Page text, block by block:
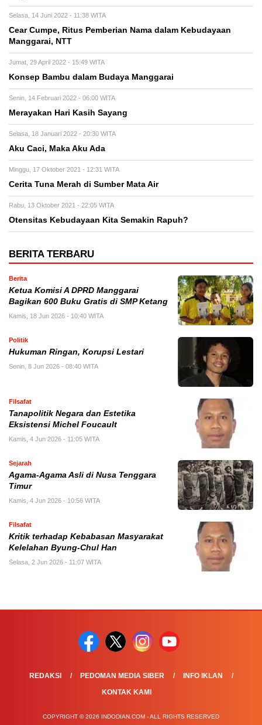
Selasa, 14 Juni 2022 - 11:38 WITA
Cear Cumpe, Ritus Pemberian Nama dalam Kebudayaan
Manggarai, NTT
Jumat, 29 April 2022 - 15:49 WITA
Konsep Bambu dalam Budaya Manggarai
Senin, 14 Februari 2022 - 06:00 WITA
Merayakan Hari Kasih Sayang
Selasa, 18 Januari 2022 - 20:30 WITA
Aku Caci, Maka Aku Ada
Minggu, 17 Oktober 2021 - 12:31 WITA
Cerita Tuna Merah di Sumber Mata Air
Rabu, 13 Oktober 2021 - 22:05 WITA
Otensitas Kebudayaan Kita Semakin Rapuh?
BERITA TERBARU
Berita
Ketua Komisi A DPRD Manggarai
Bagikan 600 Buku Gratis di SMP Ketang
Kamis, 18 Jun 2026 - 10:40 WITA
Politik
Hukuman Ringan, Korupsi Lestari
Senin, 8 Jun 2026 - 08:40 WITA
Filsafat
Tanapolitik Negara dan Estetika
Eksistensi Michel Foucault
Kamis, 4 Jun 2026 - 11:05 WITA
Sejarah
Agama-Agama Asli di Nusa Tenggara
Timur
Kamis, 4 Jun 2026 - 10:56 WITA
Filsafat
Kritik terhadap Kebabasan Masyarakat
Kelelahan Byung-Chul Han
Selasa, 2 Jun 2026 - 11:07 WITA
REDAKSI PEDOMAN MEDIA SIBER
INFO IKLAN
KONTAK KAMI
COPYRIGHT © 2026 INDODIAN.COM - ALL RIGHTS RESERVED